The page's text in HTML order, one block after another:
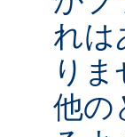
れは
り
他の